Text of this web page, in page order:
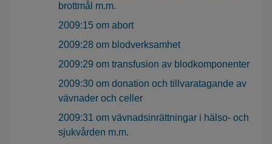
brottmål m.m.
2009:15 om abort
2009:28 om blodverksamhet
2009:29 om transfusion av blodkomponenter
2009:30 om donation och tillvaratagande av
vävnader och celler
2009:31 om vävnadsinrättningar i hälso- och
sjukvården m.m.